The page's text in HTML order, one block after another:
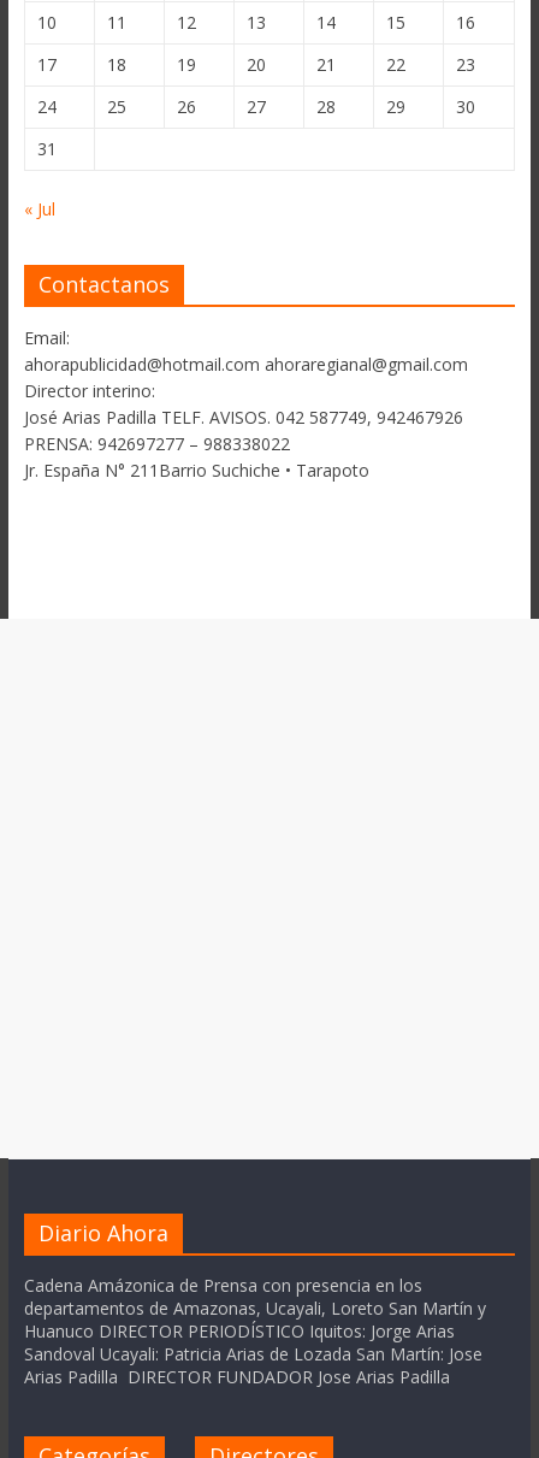
10
11 12 13 14 15
16
17
18 19 20 21 22
23
24
25 26 27 28 29
30
31
« Jul
Contactanos
Email:
ahorapublicidad@hotmail.com ahoraregianal@gmail.com
Director interino:
José Arias Padilla TELF. AVISOS. 042 587749, 942467926
PRENSA: 942697277 – 988338022
Jr. España N° 211Barrio Suchiche • Tarapoto
Diario Ahora
Cadena Amázonica de Prensa con presencia en los
departamentos de Amazonas, Ucayali, Loreto San Martín y
Huanuco DIRECTOR PERIODÍSTICO Iquitos: Jorge Arias
Sandoval Ucayali: Patricia Arias de Lozada San Martín: Jose
Arias Padilla DIRECTOR FUNDADOR Jose Arias Padilla